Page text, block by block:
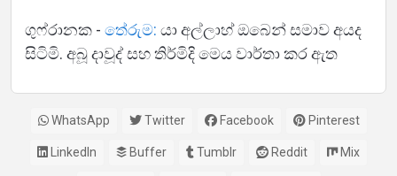
ගුෆ්රානක - තේරුම: යා අල්ලාහ් ඔබෙන් සමාව අයද
සිටිමි. අබූ දාවූද් සහ තිර්මිදි මෙය වාර්තා කර ඇත
WhatsApp Twitter Facebook Pinterest
LinkedIn Buffer Tumblr Reddit Mix